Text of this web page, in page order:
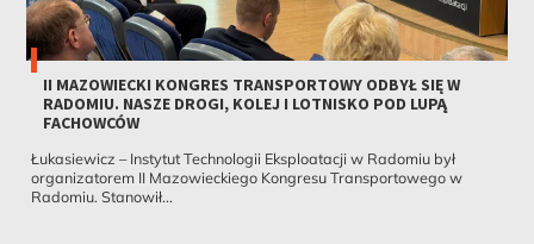
II MAZOWIECKI KONGRES TRANSPORTOWY ODBYŁ SIĘ W
RADOMIU. NASZE DROGI, KOLEJ I LOTNISKO POD LUPĄ
FACHOWCÓW
Łukasiewicz – Instytut Technologii Eksploatacji w Radomiu był
organizatorem II Mazowieckiego Kongresu Transportowego w
Radomiu. Stanowił...